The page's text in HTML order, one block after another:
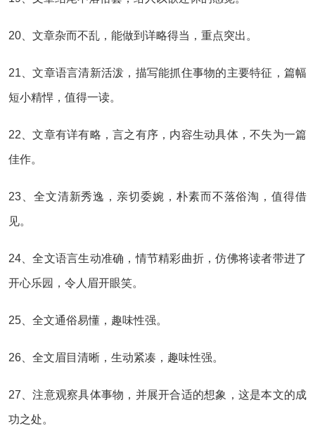
20、文章杂而不乱，能做到详略得当，重点突出。
21、文章语言清新活泼，描写能抓住事物的主要特征，篇幅
短小精悍，值得一读。
22、文章有详有略，言之有序，内容生动具体，不失为一篇
佳作。
23、全文清新秀逸，亲切委婉，朴素而不落俗淘，值得借
见。
24、全文语言生动准确，情节精彩曲折，仿佛将读者带进了
开心乐园，令人眉开眼笑。
25、全文通俗易懂，趣味性强。
26、全文眉目清晰，生动紧凑，趣味性强。
27、注意观察具体事物，并展开合适的想象，这是本文的成
功之处。